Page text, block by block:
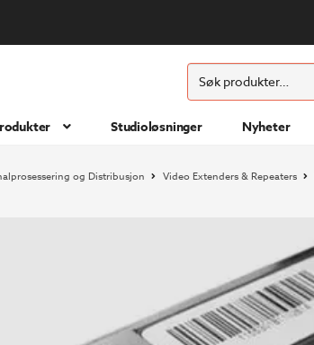
Søk
etter:
SØK
Studioløsninger Nyheter
og Distribusjon Video Extenders & Repeaters